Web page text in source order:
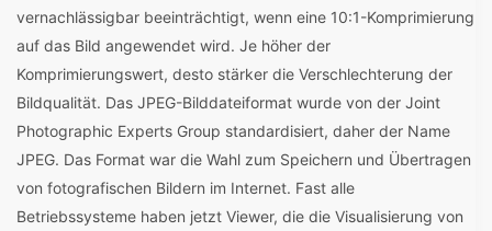
vernachlässigbar beeinträchtigt, wenn eine 10:1-Komprimierung
auf das Bild angewendet wird. Je höher der
Komprimierungswert, desto stärker die Verschlechterung der
Bildqualität. Das JPEG-Bilddateiformat wurde von der Joint
Photographic Experts Group standardisiert, daher der Name
JPEG. Das Format war die Wahl zum Speichern und Übertragen
von fotografischen Bildern im Internet. Fast alle
Betriebssysteme haben jetzt Viewer, die die Visualisierung von